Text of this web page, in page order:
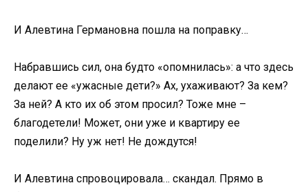
И Алевтина Германовна пошла на поправку…
Набравшись сил, она будто «опомнилась»: а что здесь
делают ее «ужасные дети?» Ах, ухаживают? За кем?
За ней? А кто их об этом просил? Тоже мне –
благодетели! Может, они уже и квартиру ее
поделили? Ну уж нет! Не дождутся!
И Алевтина спровоцировала… скандал. Прямо в